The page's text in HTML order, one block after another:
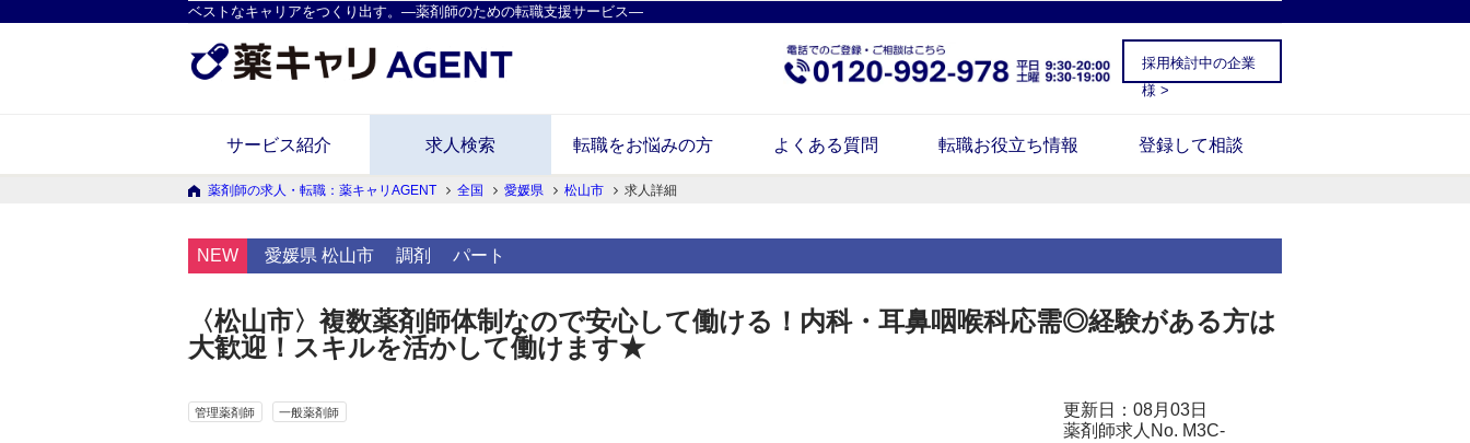
ベストなキャリアをつくり出す。―薬剤師のための転職支援サービス―
採用検討中の企業
様 >
サービス紹介 求人検索 転職をお悩みの方 よくある質問 転職お役立ち情報 登録して相談
薬剤師の求人・転職：薬キャリAGENT 全国 愛媛県 松山市 求人詳細
NEW 愛媛県 松山市 調剤 パート
〈松山市〉複数薬剤師体制なので安心して働ける！内科・耳鼻咽喉科応需◎経験がある方は
大歓迎！スキルを活かして働けます★
管理薬剤師 一般薬剤師
更新日：08月03日
薬剤師求人No. M3C-